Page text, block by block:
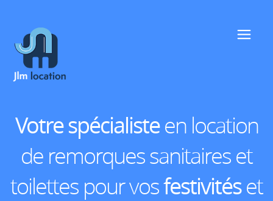
Votre spécialisteen location
de remorques sanitaires et
toilettes pour vosfestivitéset